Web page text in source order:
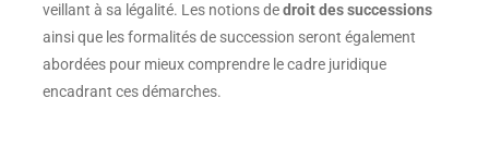
veillant à sa légalité. Les notions dedroit des successions
ainsi que les formalités de succession seront également
abordées pour mieux comprendre le cadre juridique
encadrant ces démarches.